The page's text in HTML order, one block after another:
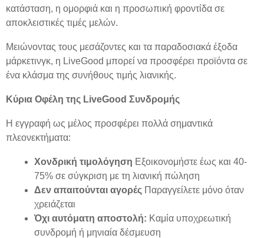
κατάσταση, η ομορφιά και η προσωπική φροντίδα σε
αποκλειστικές τιμές μελών.
Μειώνοντας τους μεσάζοντες και τα παραδοσιακά έξοδα
μάρκετινγκ, η LiveGood μπορεί να προσφέρει προϊόντα σε
ένα κλάσμα της συνήθους τιμής λιανικής.
Κύρια Οφέλη της LiveGood Συνδρομής
Η εγγραφή ως μέλος προσφέρει πολλά σημαντικά
πλεονεκτήματα:
Χονδρική τιμολόγηση Εξοικονομήστε έως και 40-
75% σε σύγκριση με τη λιανική πώληση
Δεν απαιτούνται αγορές Παραγγείλετε μόνο όταν
χρειάζεται
Όχι αυτόματη αποστολή: Καμία υποχρεωτική
συνδρομή ή μηνιαία δέσμευση